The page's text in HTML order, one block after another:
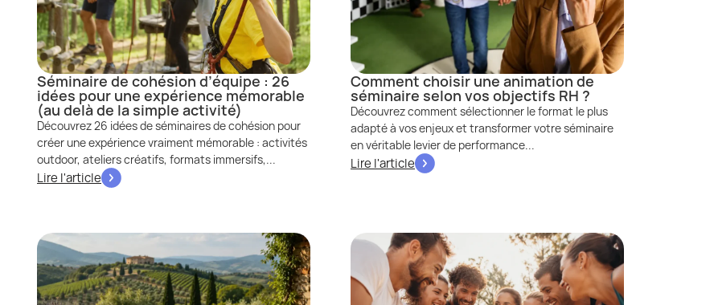
Séminaire de cohésion d’équipe : 26
idées pour une expérience mémorable
(au delà de la simple activité)
Découvrez 26 idées de séminaires de cohésion pour
créer une expérience vraiment mémorable : activités
outdoor, ateliers créatifs, formats immersifs,...
Lire l'article
Comment choisir une animation de
séminaire selon vos objectifs RH ?
Découvrez comment sélectionner le format le plus
adapté à vos enjeux et transformer votre séminaire
en véritable levier de performance...
Lire l'article